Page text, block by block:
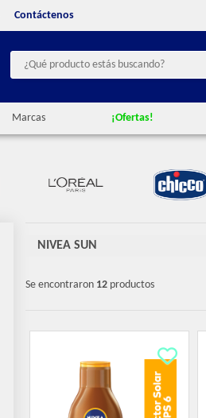
Contáctenos
Marcas ¡Ofertas!
NIVEA SUN
Se encontraron 12 productos